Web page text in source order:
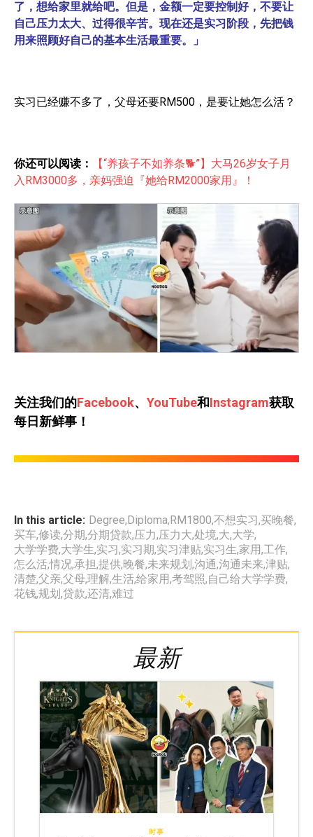
了，想给家里就给吧。但是，金额一定要控制好，不要让
自己压力太大、过得很辛苦。现在还是实习阶段，先把钱
用来照顾好自己的基本生活最重要。」
实习已经赚不多了，父母还要RM500，是要让她怎么活？
你还可以阅读：
【“养孩子不如养条🐕”】大马26岁女子月
入RM3000多，亲妈强迫『她给RM2000家用』！
关注我们的Facebook、 YouTube和Instagram获取
每日新鲜事！
In this article: Degree,Diploma,RM1800,不想实习,买晚餐,
买车,修读,分期,分期贷款,压力,压力大,处境,大,大学,
大学学费,大学生,实习,实习期,实习津贴,实习生,家用,工作,
怎么活,情况,承担,提供,晚餐,未来规划,沟通,沟通未来,津贴,
清楚,父亲,父母,理解,生活,给家用,考驾照,自己给大学学费,
花钱,规划,贷款,还清,难过
最新
时事